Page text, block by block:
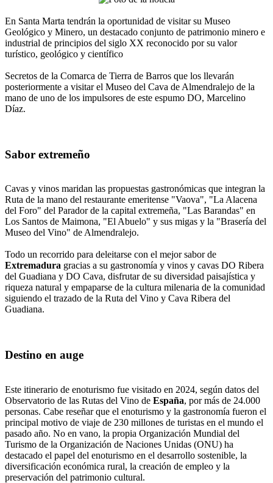
En Santa Marta tendrán la oportunidad de visitar su Museo
Geológico y Minero, un destacado conjunto de patrimonio minero e
industrial de principios del siglo XX reconocido por su valor
turístico, geológico y científico
Secretos de la Comarca de Tierra de Barros que los llevarán
posteriormente a visitar el Museo del Cava de Almendralejo de la
mano de uno de los impulsores de este espumo DO, Marcelino
Díaz.
Sabor extremeño
Cavas y vinos maridan las propuestas gastronómicas que integran la
Ruta de la mano del restaurante emeritense "Vaova", "La Alacena
del Foro" del Parador de la capital extremeña, "Las Barandas" en
Los Santos de Maimona, "El Abuelo" y sus migas y la "Brasería del
Museo del Vino" de Almendralejo.
Todo un recorrido para deleitarse con el mejor sabor de
Extremadura gracias a su gastronomía y vinos y cavas DO Ribera
del Guadiana y DO Cava, disfrutar de su diversidad paisajística y
riqueza natural y empaparse de la cultura milenaria de la comunidad
siguiendo el trazado de la Ruta del Vino y Cava Ribera del
Guadiana.
Destino en auge
Este itinerario de enoturismo fue visitado en 2024, según datos del
Observatorio de las Rutas del Vino de España, por más de 24.000
personas. Cabe reseñar que el enoturismo y la gastronomía fueron el
principal motivo de viaje de 230 millones de turistas en el mundo el
pasado año. No en vano, la propia Organización Mundial del
Turismo de la Organización de Naciones Unidas (ONU) ha
destacado el papel del enoturismo en el desarrollo sostenible, la
diversificación económica rural, la creación de empleo y la
preservación del patrimonio cultural.